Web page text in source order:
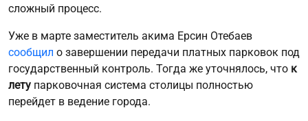
сложный процесс.
Уже в марте заместитель акима Ерсин Отебаев
сообщил о завершении передачи платных парковок под
государственный контроль. Тогда же уточнялось, что к
лету парковочная система столицы полностью
перейдет в ведение города.